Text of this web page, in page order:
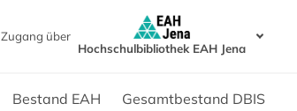
Zugang über
Hochschulbibliothek EAH Jena
Bestand EAH Gesamtbestand DBIS